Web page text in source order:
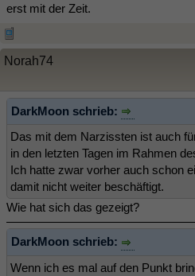
erst mit der Zeit.
Norah74
DarkMoon schrieb:
Das mit dem Narzissten ist auch
in den letzten Tagen im Rahmen
Ich hatte zwar vorher auch schon
damit nicht weiter beschäftigt.
Wie hat sich das gezeigt?
DarkMoon schrieb:
Wenn ich es mal auf den Punkt